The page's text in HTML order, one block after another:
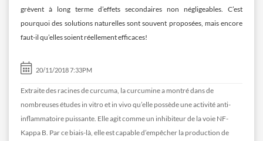
grèvent à long terme d’effets secondaires non négligeables. C’est
pourquoi des solutions naturelles sont souvent proposées, mais encore
faut-il qu’elles soient réellement efficaces!
20/11/2018 7:33PM
Extraite des racines de curcuma, la curcumine a montré dans de
nombreuses études in vitro et in vivo qu’elle possède une activité anti-
inflammatoire puissante. Elle agit comme un inhibiteur de la voie NF-
Kappa B. Par ce biais-là, elle est capable d’empêcher la production de